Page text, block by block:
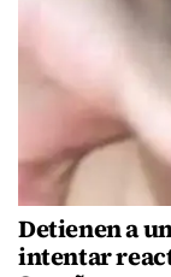
Detienen a
intentar